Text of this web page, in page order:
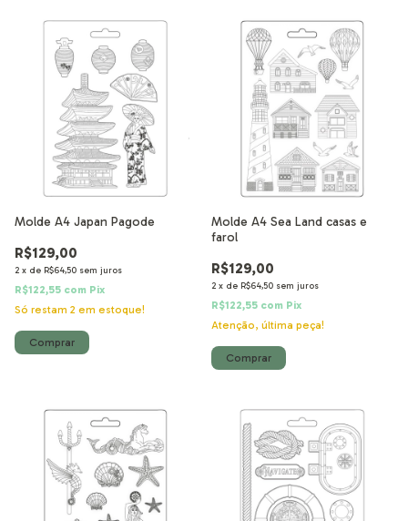
Molde A4 Japan Pagode
R$129,00
2 x de R$64,50 sem juros
R$122,55 com Pix
Só restam 2 em estoque!
Molde A4 Sea Land casas e
farol
R$129,00
2 x de R$64,50 sem juros
R$122,55 com Pix
Atenção, última peça!